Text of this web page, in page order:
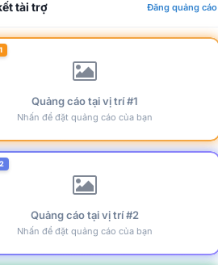
tài trợ Đăng quảng cáo
Quảng cáo tại vị trí #1
Nhấn để đặt quảng cáo của bạn
Quảng cáo tại vị trí #2
Nhấn để đặt quảng cáo của bạn